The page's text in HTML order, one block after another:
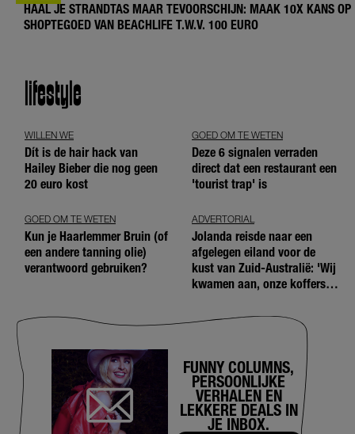
HAAL JE STRANDTAS MAAR TEVOORSCHIJN: MAAK 10X KANS OP
SHOPTEGOED VAN BEACHLIFE T.W.V. 100 EURO
lifestyle
WILLEN WE
Dít is de hair hack van
Hailey Bieber die nog geen
20 euro kost
GOED OM TE WETEN
Deze 6 signalen verraden
direct dat een restaurant een
'tourist trap' is
GOED OM TE WETEN
Kun je Haarlemmer Bruin (of
een andere tanning olie)
verantwoord gebruiken?
ADVERTORIAL
Jolanda reisde naar een
afgelegen eiland voor de
kust van Zuid-Australië: 'Wij
kwamen aan, onze koffers
FUNNY COLUMNS,
PERSOONLIJKE
VERHALEN EN
LEKKERE DEALS IN
JE INBOX.